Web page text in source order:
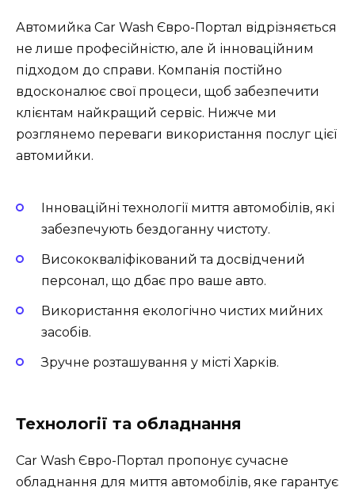
Автомийка Car Wash Євро-Портал відрізняється
не лише професійністю, але й інноваційним
підходом до справи. Компанія постійно
вдосконалює свої процеси, щоб забезпечити
клієнтам найкращий сервіс. Нижче ми
розглянемо переваги використання послуг цієї
автомийки.
Інноваційні технології миття автомобілів, які
забезпечують бездоганну чистоту.
Висококваліфікований та досвідчений
персонал, що дбає про ваше авто.
Використання екологічно чистих мийних
засобів.
Зручне розташування у місті Харків.
Технології та обладнання
Car Wash Євро-Портал пропонує сучасне
обладнання для миття автомобілів, яке гарантує